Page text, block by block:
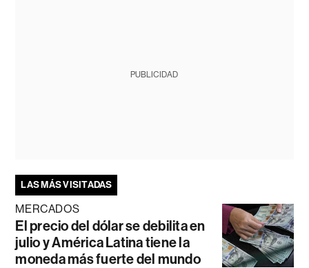
PUBLICIDAD
LAS MÁS VISITADAS
MERCADOS
El precio del dólar se debilita en
julio y América Latina tiene la
moneda más fuerte del mundo